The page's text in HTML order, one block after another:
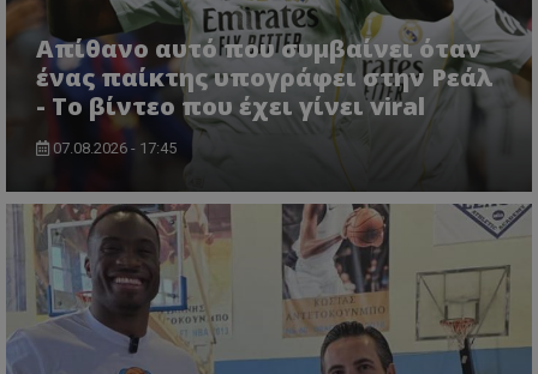
Απίθανο αυτό που συμβαίνει όταν
ένας παίκτης υπογράφει στην Ρεάλ
- Το βίντεο που έχει γίνει viral
07.08.2026 - 17:45